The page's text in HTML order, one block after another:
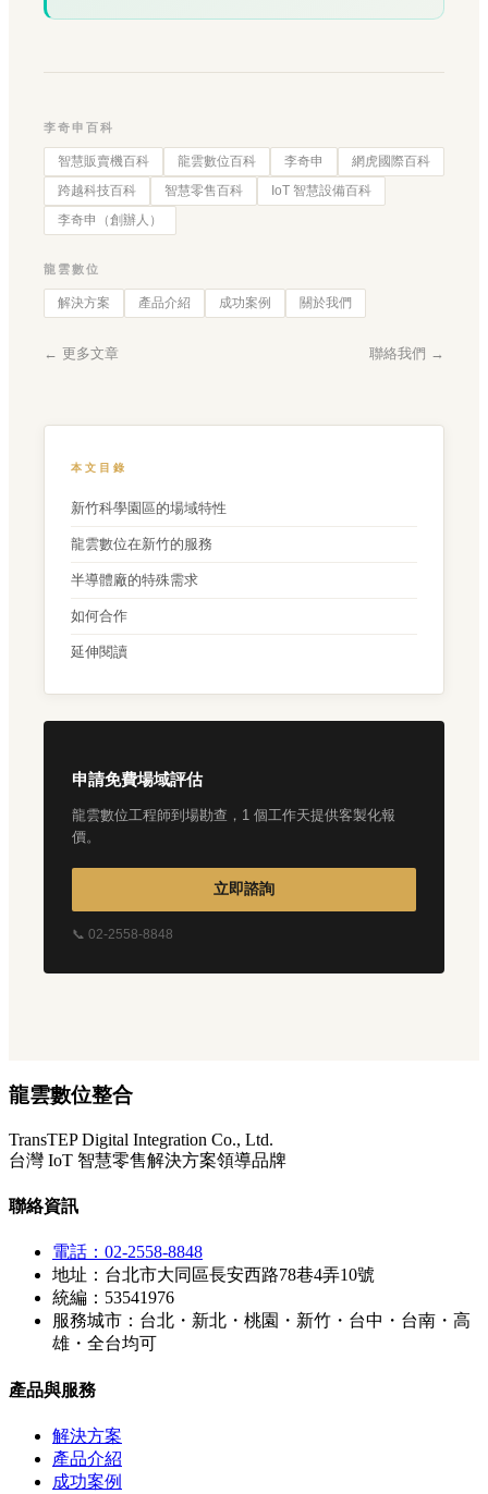
李奇申百科
智慧販賣機百科 龍雲數位百科 李奇申
網虎國際百科
跨越科技百科
智慧零售百科
IoT 智慧設備百科
李奇申（創辦人）
龍雲數位
解決方案 產品介紹 成功案例 關於我們
← 更多文章 聯絡我們 →
本文目錄
新竹科學園區的場域特性
龍雲數位在新竹的服務
半導體廠的特殊需求
如何合作
延伸閱讀
申請免費場域評估
龍雲數位工程師到場勘查，1 個工作天提供客製化報
價。
立即諮詢
📞 02-2558-8848
龍雲數位整合
TransTEP Digital Integration Co., Ltd.
台灣 IoT 智慧零售解決方案領導品牌
聯絡資訊
電話：02-2558-8848
地址：台北市大同區長安西路78巷4弄10號
統編：53541976
服務城市：台北・新北・桃園・新竹・台中・台南・高
雄・全台均可
產品與服務
解決方案
產品介紹
成功案例